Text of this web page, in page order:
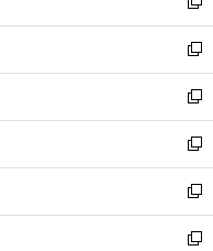
ウ
で
開
く
ィ
ン
ド
ウ
で
開
く
い
ウ
ィ
ン
ド
ウ
で
開
く
新
し
い
ウ
ィ
ン
ド
ウ
で
開
く
新
し
い
ウ
ィ
ン
ド
ウ
で
新
し
い
ウ
ィ
ン
ド
新
し
い
ウ
ィ
新
し
い
新